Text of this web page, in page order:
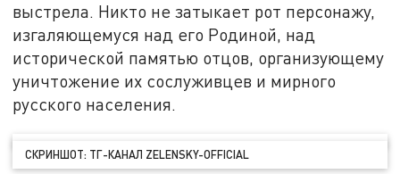
выстрела. Никто не затыкает рот персонажу,
изгаляющемуся над его Родиной, над
исторической памятью отцов, организующему
уничтожение их сослуживцев и мирного
русского населения.
СКРИНШОТ: ТГ-КАНАЛ ZELENSKY-OFFICIAL